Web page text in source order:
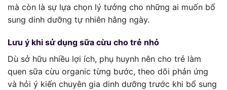
mà còn là sự lựa chọn lý tưởng cho những ai muốn bổ
sung dinh dưỡng tự nhiên hằng ngày.
Lưu ý khi sử dụng sữa cừu cho trẻ nhỏ
Dù sở hữu nhiều lợi ích, phụ huynh nên cho trẻ làm
quen sữa cừu organic từng bước, theo dõi phản ứng
và hỏi ý kiến chuyên gia dinh dưỡng trước khi bổ sung